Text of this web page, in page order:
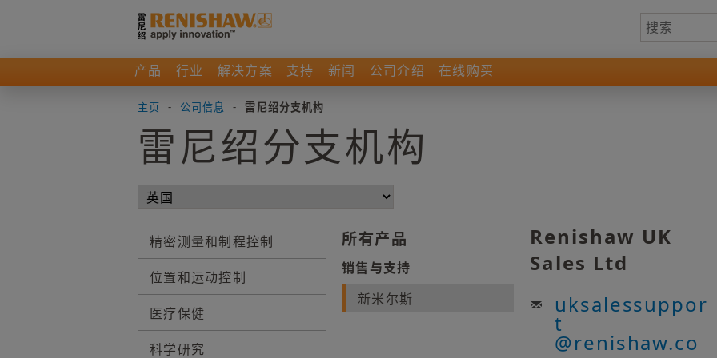
产品 行业 解决方案 支持 新闻 公司介绍 在线购买
主页 - 公司信息 - 雷尼绍分支机构
雷尼绍分支机构
精密测量和制程控制
位置和运动控制
医疗保健
科学研究
所有产品
销售与支持
新米尔斯
Renishaw UK
Sales Ltd
uksalessuppor
t
@renishaw.co